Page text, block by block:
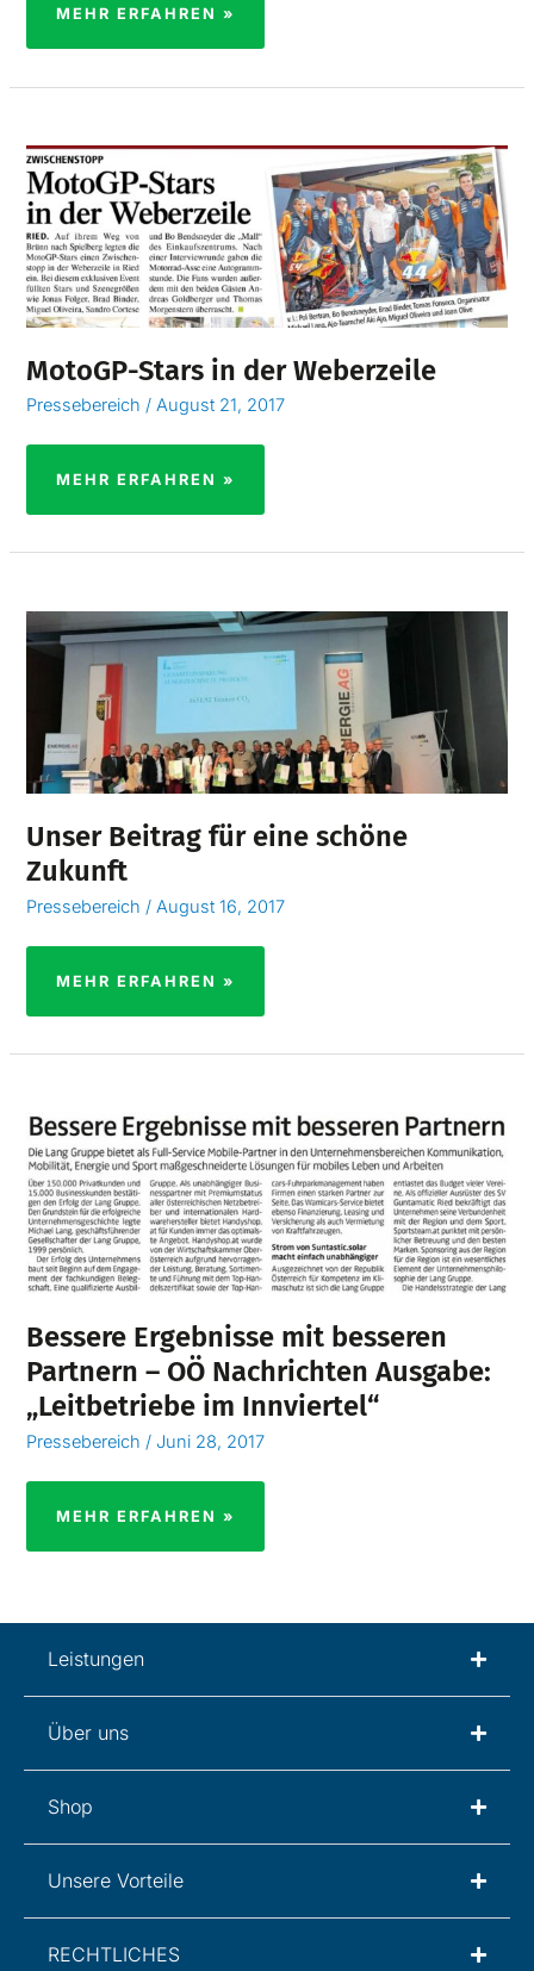
MEHR ERFAHREN »
MotoGP-Stars in der Weberzeile
Pressebereich /August 21, 2017
MOTOGP-
STARS
IN
DER
WEBERZEILE
MEHR ERFAHREN »
Unser Beitrag für eine schöne
Zukunft
Pressebereich /August 16, 2017
UNSER
BEITRAG
FÜR
EINE
SCHÖNE
ZUKUNFT
MEHR ERFAHREN »
Bessere Ergebnisse mit besseren
Partnern – OÖ Nachrichten Ausgabe:
„Leitbetriebe im Innviertel“
Pressebereich / Juni 28, 2017
BESSERE
ERGEBNISSE
MIT
BESSEREN
PARTNERN
–
OÖ
NACHRICHTEN
„LEITBETRIEBE
IM
INNVIERTEL“
MEHR ERFAHREN »
Leistungen
Über uns
Shop
Unsere Vorteile
RECHTLICHES